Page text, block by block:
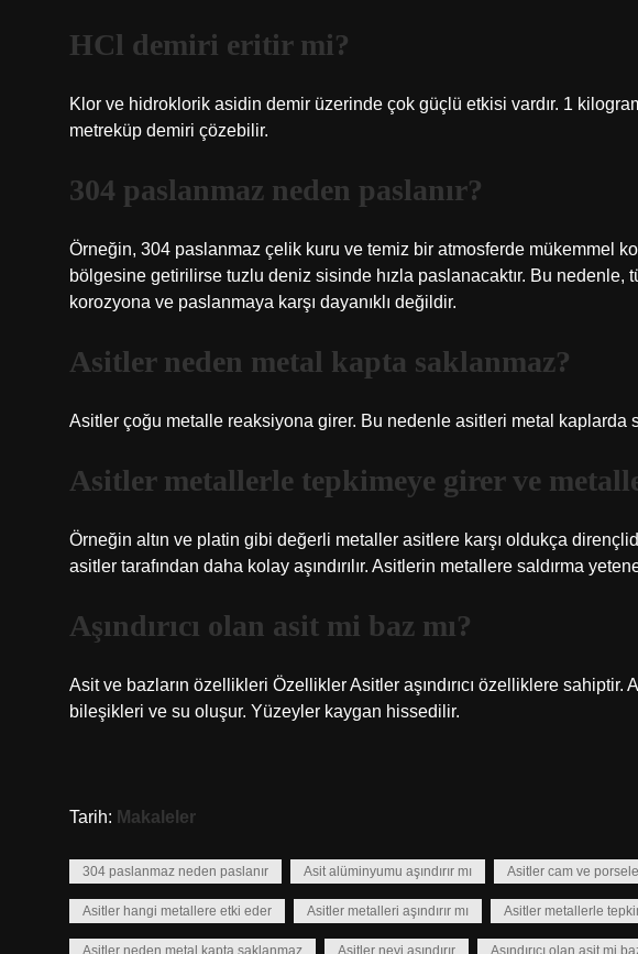
HCl demiri eritir mi?
Klor ve hidroklorik asidin demir üzerinde çok güçlü etkisi vardır. 1
metreküp demiri çözebilir.
304 paslanmaz neden paslanır?
Örneğin, 304 paslanmaz çelik kuru ve temiz bir atmosferde mükemmel
bölgesine getirilirse tuzlu deniz sisinde hızla paslanacaktır. Bu nedenle,
korozyona ve paslanmaya karşı dayanıklı değildir.
Asitler neden metal kapta saklanmaz?
Asitler çoğu metalle reaksiyona girer. Bu nedenle asitleri metal kaplarda
Asitler metallerle tepkimeye girer ve
Örneğin altın ve platin gibi değerli metaller asitlere karşı oldukça
asitler tarafından daha kolay aşındırılır. Asitlerin metallere saldırma
Aşındırıcı olan asit mi baz mı?
Asit ve bazların özellikleri Özellikler Asitler aşındırıcı özelliklere
bileşikleri ve su oluşur. Yüzeyler kaygan hissedilir.
Tarih: Makaleler
304 paslanmaz neden paslanır Asit alüminyumu aşındırır mı Asitler cam ve
Asitler hangi metallere etki eder Asitler metalleri aşındırır mı Asitler metallerle
Asitler neden metal kapta saklanmaz Asitler neyi aşındırır Aşındırıcı olan asit mi